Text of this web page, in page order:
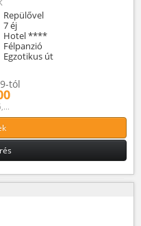
Repülővel
7 éj
Hotel ****
Félpanzió
Egzotikus út
tól